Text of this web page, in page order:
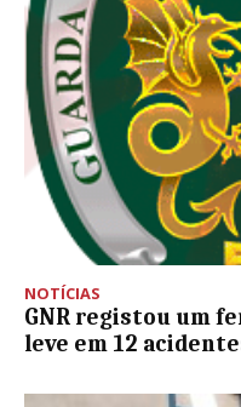
NOTÍCIAS
GNR registou um
leve em 12